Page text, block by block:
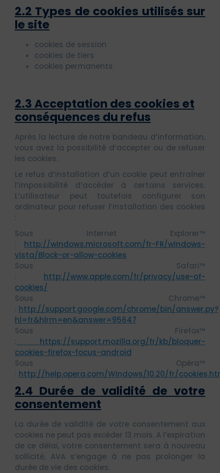
2.2 Types de cookies utilisés sur
le site
cookies de session
cookies de tiers
cookies permanents
2.3 Acceptation des cookies et
conséquences du refus
Après la lecture de notre bandeau d’information,
vous avez la possibilité d’accepter ou de refuser
les cookies.
Le refus d’installation d’un cookie peut entraîner
l’impossibilité d’accéder à certains services.
L’utilisateur peut toutefois configurer son
ordinateur pour refuser l’installation des cookies
:
Sous Internet Explorer™
: http://windows.microsoft.com/fr-FR/windows-
vista/Block-or-allow-cookies
Sous Safari™
: http://www.apple.com/fr/privacy/use-of-
cookies/
Sous Chrome™
: http://support.google.com/chrome/bin/answer.py?
hl=fr&hlrm=en&answer=95647
Sous Firefox™
: https://support.mozilla.org/fr/kb/bloquer-
cookies-firefox-focus-android
Sous Opéra™
: http://help.opera.com/Windows/10.20/fr/
2.4 Durée de validité de votre
consentement
La durée de validité de votre consentement aux
cookies ne peut pas excéder 13 mois. A l’expiration
de ce délai, votre consentement sera à nouveau
sollicité, AVA s’engage à ne pas prolonger la
durée de vie des cookies.